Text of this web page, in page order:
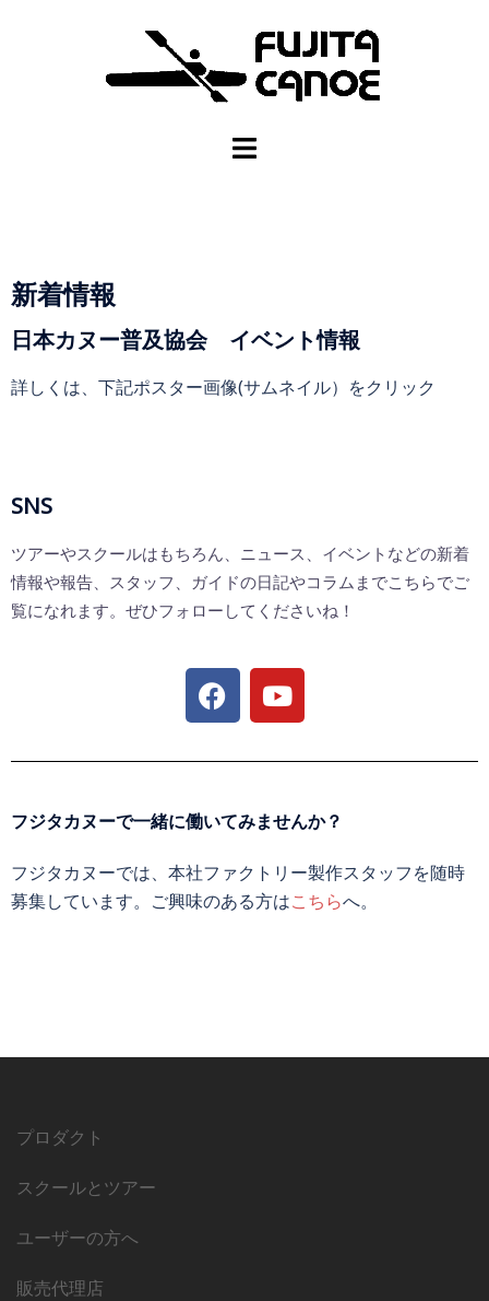
新着情報
日本カヌー普及協会 イベント情報
詳しくは、下記ポスター画像(サムネイル）をクリック
SNS
ツアーやスクールはもちろん、ニュース、イベントなどの新着
情報や報告、スタッフ、ガイドの日記やコラムまでこちらでご
覧になれます。ぜひフォローしてくださいね！
フジタカヌーで一緒に働いてみませんか？
フジタカヌーでは、本社ファクトリー製作スタッフを随時
募集しています。ご興味のある方はこちらへ。
プロダクト
スクールとツアー
ユーザーの方へ
販売代理店